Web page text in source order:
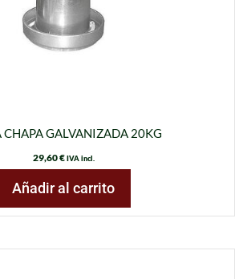
CHAPA GALVANIZADA 20KG
29,60€ IVA incl.
Añadir al carrito